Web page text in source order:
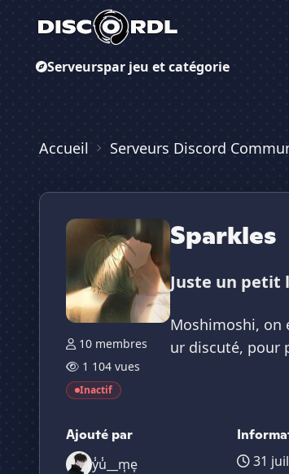
Serveurspar jeu et catégorie
Accueil Serveurs Discord
10 membres
1 104 vues
Inactif
Sparkles
Juste un petit
Moshimoshi, on
ur discuté, pour
Ajouté par
y̾u̾__m͎e͎
31